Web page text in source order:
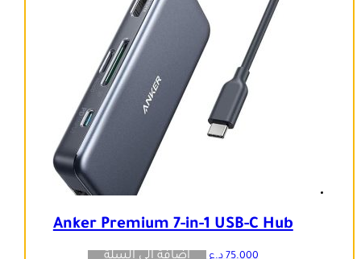
Anker Premium 7-in-1 USB-C Hub
75.000 د.ع إضافة إلى السلة